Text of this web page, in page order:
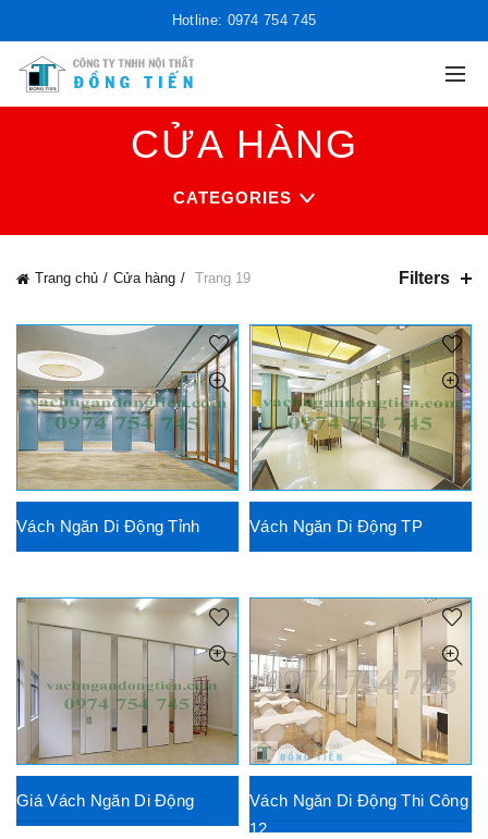
Hotline: 0974 754 745
CỬA HÀNG
CATEGORIES
Trang chủ Cửa hàng Trang 19 Filters
Vách Ngăn Di Động Tỉnh Vách Ngăn Di Động TP
Giá Vách Ngăn Di Động
Vách Ngăn Di Động Thi Công
12